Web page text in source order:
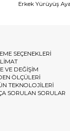
Erkek Yürüyüş
SEÇENEKLERİ
VE DEĞİŞİM
ÖLÇÜLERİ
TEKNOLOJİLERİ
SORULAN SORULAR